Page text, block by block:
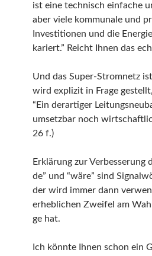
ist eine tech­nisch ein­fa­che
aber vie­le kom­mu­na­le und
Inves­ti­tio­nen und die
ka­riert.” Reicht Ihnen das
Und das Super-Strom­netz
wird expli­zit in Fra­ge
“Ein der­ar­ti­ger
umsetz­bar noch
26 f.)
Erklä­rung zur Ver­bes­se­rung
de” und “wäre” sind
der wird immer dann
erheb­li­chen Zwei­fel am
ge hat.
Ich könn­te Ihnen schon ein